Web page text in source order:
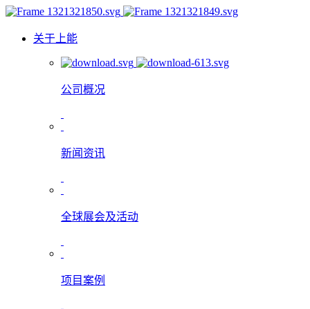
关于上能
公司概况
新闻资讯
全球展会及活动
项目案例